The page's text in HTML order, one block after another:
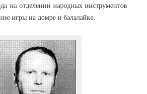
на отделении народных инструментов
игры на домре и балалайке.